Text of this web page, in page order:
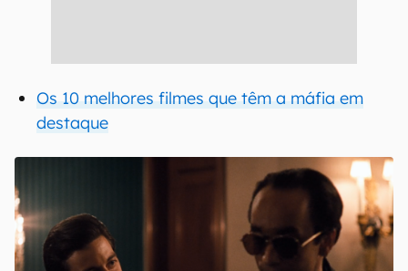
Os 10 melhores filmes que têm a máfia em
destaque